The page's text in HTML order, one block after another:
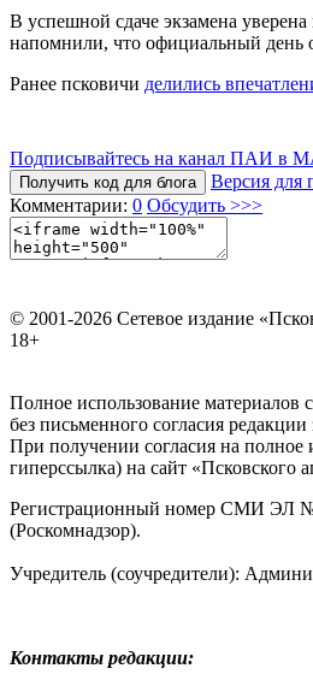
В успешной сдаче экзамена
напомнили, что официальный день
Ранее псковичи делились
Подписывайтесь на канал ПАИ в
Получить код для блога
Версия для
Комментарии: 0 Обсудить >>>
© 2001-2026 Сетевое издание
18+
Полное использование материалов
без письменного согласия
При получении согласия на полное
гиперссылка) на сайт «Псковского
Регистрационный номер СМИ ЭЛ №
(Роскомнадзор).
Учредитель (соучредители):
Контакты редакции: